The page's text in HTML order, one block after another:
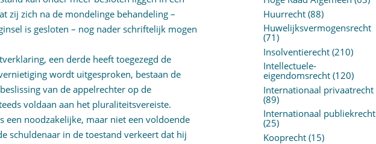
zij zich na de mondelinge behandeling –
is gesloten – nog nader schriftelijk mogen
een derde heeft toegezegd de
wordt uitgesproken, bestaan de
van de appelrechter op de
voldaan aan het pluraliteitsvereiste.
een noodzakelijke, maar niet een voldoende
schuldenaar in de toestand verkeert dat hij
Huurrecht(88)
Huwelijksvermogensrecht
(71)
Insolventierecht(210)
Intellectuele-
eigendomsrecht(120)
Internationaal privaatrecht
(89)
Internationaal publiekrecht
(25)
Kooprecht(15)